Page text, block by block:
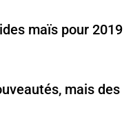
maïs pour 2019
mais des